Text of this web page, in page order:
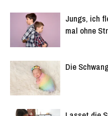
Jungs, ich
mal ohne
Die